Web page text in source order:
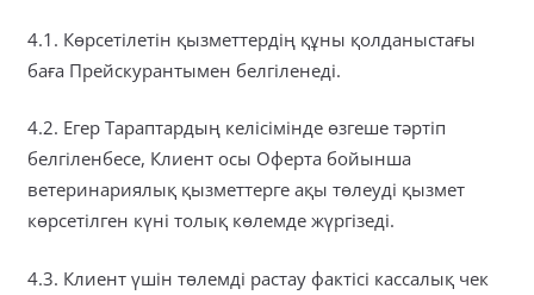
4.1. Көрсетілетін қызметтердің құны қолданыстағы
баға Прейскурантымен белгіленеді.
4.2. Егер Тараптардың келісімінде өзгеше тәртіп
белгіленбесе, Клиент осы Оферта бойынша
ветеринариялық қызметтерге ақы төлеуді қызмет
көрсетілген күні толық көлемде жүргізеді.
4.3. Клиент үшін төлемді растау фактісі кассалық чек